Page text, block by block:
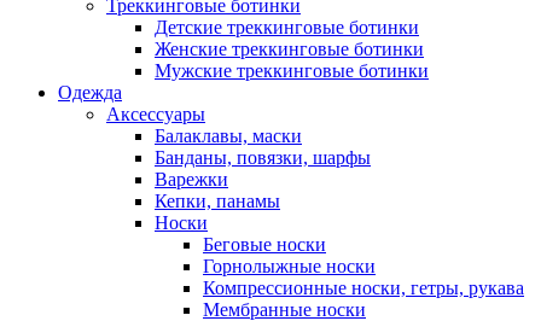
Треккинговые ботинки
Детские треккинговые ботинки
Женские треккинговые ботинки
Мужские треккинговые ботинки
Одежда
Аксессуары
Балаклавы, маски
Банданы, повязки, шарфы
Варежки
Кепки, панамы
Носки
Беговые носки
Горнолыжные носки
Компрессионные носки, гетры, рукава
Мембранные носки